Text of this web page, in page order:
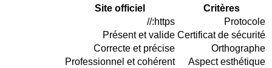
Site officiel
Certificat
Présent et valide
Correcte et précise
Aspect
Professionnel et cohérent